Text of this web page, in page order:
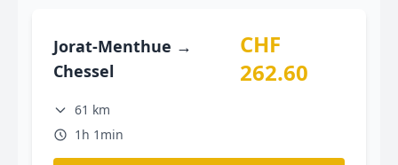
Jorat-Menthue →
Chessel
CHF
262.60
61 km
1h 1min